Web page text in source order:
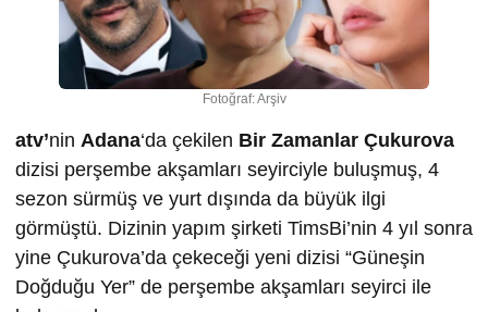
Fotoğraf: Arşiv
atv’nin Adana‘da çekilen Bir Zamanlar Çukurova
dizisi perşembe akşamları seyirciyle buluşmuş, 4
sezon sürmüş ve yurt dışında da büyük ilgi
görmüştü. Dizinin yapım şirketi TimsBi’nin 4 yıl sonra
yine Çukurova’da çekeceği yeni dizisi “Güneşin
Doğduğu Yer” de perşembe akşamları seyirci ile